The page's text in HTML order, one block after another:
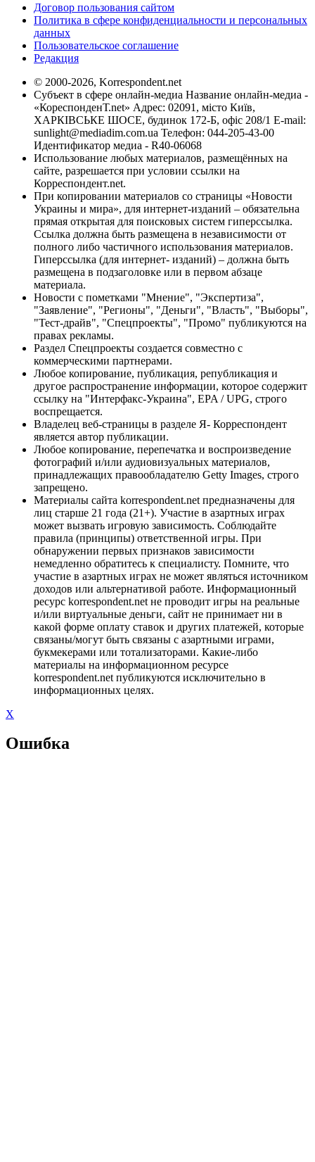
Договор пользования сайтом
Политика в сфере конфиденциальности и персональных
данных
Пользовательское соглашение
Редакция
© 2000-2026, Korrespondent.net
Субъект в сфере онлайн-медиа Название онлайн-медиа -
«КореспонденТ.net» Адрес: 02091, місто Київ,
ХАРКІВСЬКЕ ШОСЕ, будинок 172-Б, офіс 208/1 E-mail:
sunlight@mediadim.com.ua Телефон: 044-205-43-00
Идентификатор медиа - R40-06068
Использование любых материалов, размещённых на
сайте, разрешается при условии ссылки на
Корреспондент.net.
При копировании материалов со страницы «Новости
Украины и мира», для интернет-изданий – обязательна
прямая открытая для поисковых систем гиперссылка.
Ссылка должна быть размещена в независимости от
полного либо частичного использования материалов.
Гиперссылка (для интернет- изданий) – должна быть
размещена в подзаголовке или в первом абзаце
материала.
Новости с пометками "Мнение", "Экспертиза",
"Заявление", "Регионы", "Деньги", "Власть", "Выборы",
"Тест-драйв", "Спецпроекты", "Промо" публикуются на
правах рекламы.
Раздел Спецпроекты создается совместно с
коммерческими партнерами.
Любое копирование, публикация, републикация и
другое распространение информации, которое содержит
ссылку на "Интерфакс-Украина", EPA / UPG, строго
воспрещается.
Владелец веб-страницы в разделе Я- Корреспондент
является автор публикации.
Любое копирование, перепечатка и воспроизведение
фотографий и/или аудиовизуальных материалов,
принадлежащих правообладателю Getty Images, строго
запрещено.
Материалы сайта korrespondent.net предназначены для
лиц старше 21 года (21+). Участие в азартных играх
может вызвать игровую зависимость. Соблюдайте
правила (принципы) ответственной игры. При
обнаружении первых признаков зависимости
немедленно обратитесь к специалисту. Помните, что
участие в азартных играх не может являться источником
доходов или альтернативой работе. Информационный
ресурс korrespondent.net не проводит игры на реальные
и/или виртуальные деньги, сайт не принимает ни в
какой форме оплату ставок и других платежей, которые
связаны/могут быть связаны с азартными играми,
букмекерами или тотализаторами. Какие-либо
материалы на информационном ресурсе
korrespondent.net публикуются исключительно в
информационных целях.
X
Ошибка